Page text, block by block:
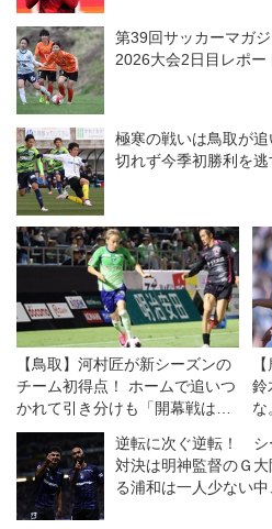
第39回サッカーマガ
2026大会2日目レポー
極寒の戦いは鳥取が
切れず今季初勝利を
【鳥取】河村匠が新シーズンの
チーム初得点！ ホームで追いつ
かれて引き分けも「開幕戦は38
分の1。一喜一憂している場合
ではない」
鈴
な
逆転に次ぐ逆転！ シ
対決は明神監督のＧ
る浦和は一人少ない